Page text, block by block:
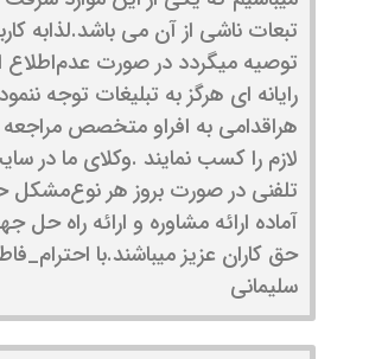
تبعات ناشی از آن‌ می باشد.لذا‌به
توصیه میگردد در صورت عدم‌اطلاع
رایانه ای هرگز به تبلیغات توجه
هراقدامی به افراو متخصص
لازم را کسب نمایند .وکلای ما در
تلفنی در صورت بروز هر نوع‌مشکل
آماده ارائه مشاوره و ارائه راه‌ حل
حق کاران عزیز میباشند.با
سلیمانی